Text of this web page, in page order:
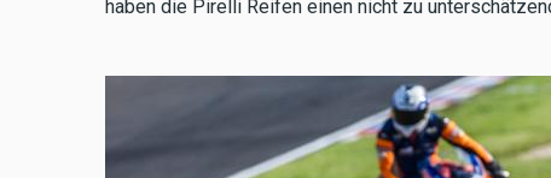
haben die Pirelli Reifen einen nicht zu